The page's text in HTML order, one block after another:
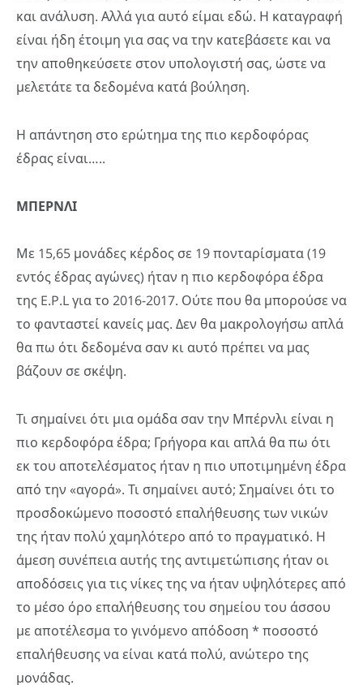
και ανάλυση. Αλλά για αυτό είμαι εδώ. Η καταγραφή
είναι ήδη έτοιμη για σας να την κατεβάσετε και να
την αποθηκεύσετε στον υπολογιστή σας, ώστε να
μελετάτε τα δεδομένα κατά βούληση.
Η απάντηση στο ερώτημα της πιο κερδοφόρας
έδρας είναι…..
ΜΠΕΡΝΛΙ
Με 15,65 μονάδες κέρδος σε 19 πονταρίσματα (19
εντός έδρας αγώνες) ήταν η πιο κερδοφόρα έδρα
της E.P.L για το 2016-2017. Ούτε που θα μπορούσε να
το φανταστεί κανείς μας. Δεν θα μακρολογήσω απλά
θα πω ότι δεδομένα σαν κι αυτό πρέπει να μας
βάζουν σε σκέψη.
Τι σημαίνει ότι μια ομάδα σαν την Μπέρνλι είναι η
πιο κερδοφόρα έδρα; Γρήγορα και απλά θα πω ότι
εκ του αποτελέσματος ήταν η πιο υποτιμημένη έδρα
από την «αγορά». Τι σημαίνει αυτό; Σημαίνει ότι το
προσδοκώμενο ποσοστό επαλήθευσης των νικών
της ήταν πολύ χαμηλότερο από το πραγματικό. Η
άμεση συνέπεια αυτής της αντιμετώπισης ήταν οι
αποδόσεις για τις νίκες της να ήταν υψηλότερες από
το μέσο όρο επαλήθευσης του σημείου του άσσου
με αποτέλεσμα το γινόμενο απόδοση * ποσοστό
επαλήθευσης να είναι κατά πολύ, ανώτερο της
μονάδας.